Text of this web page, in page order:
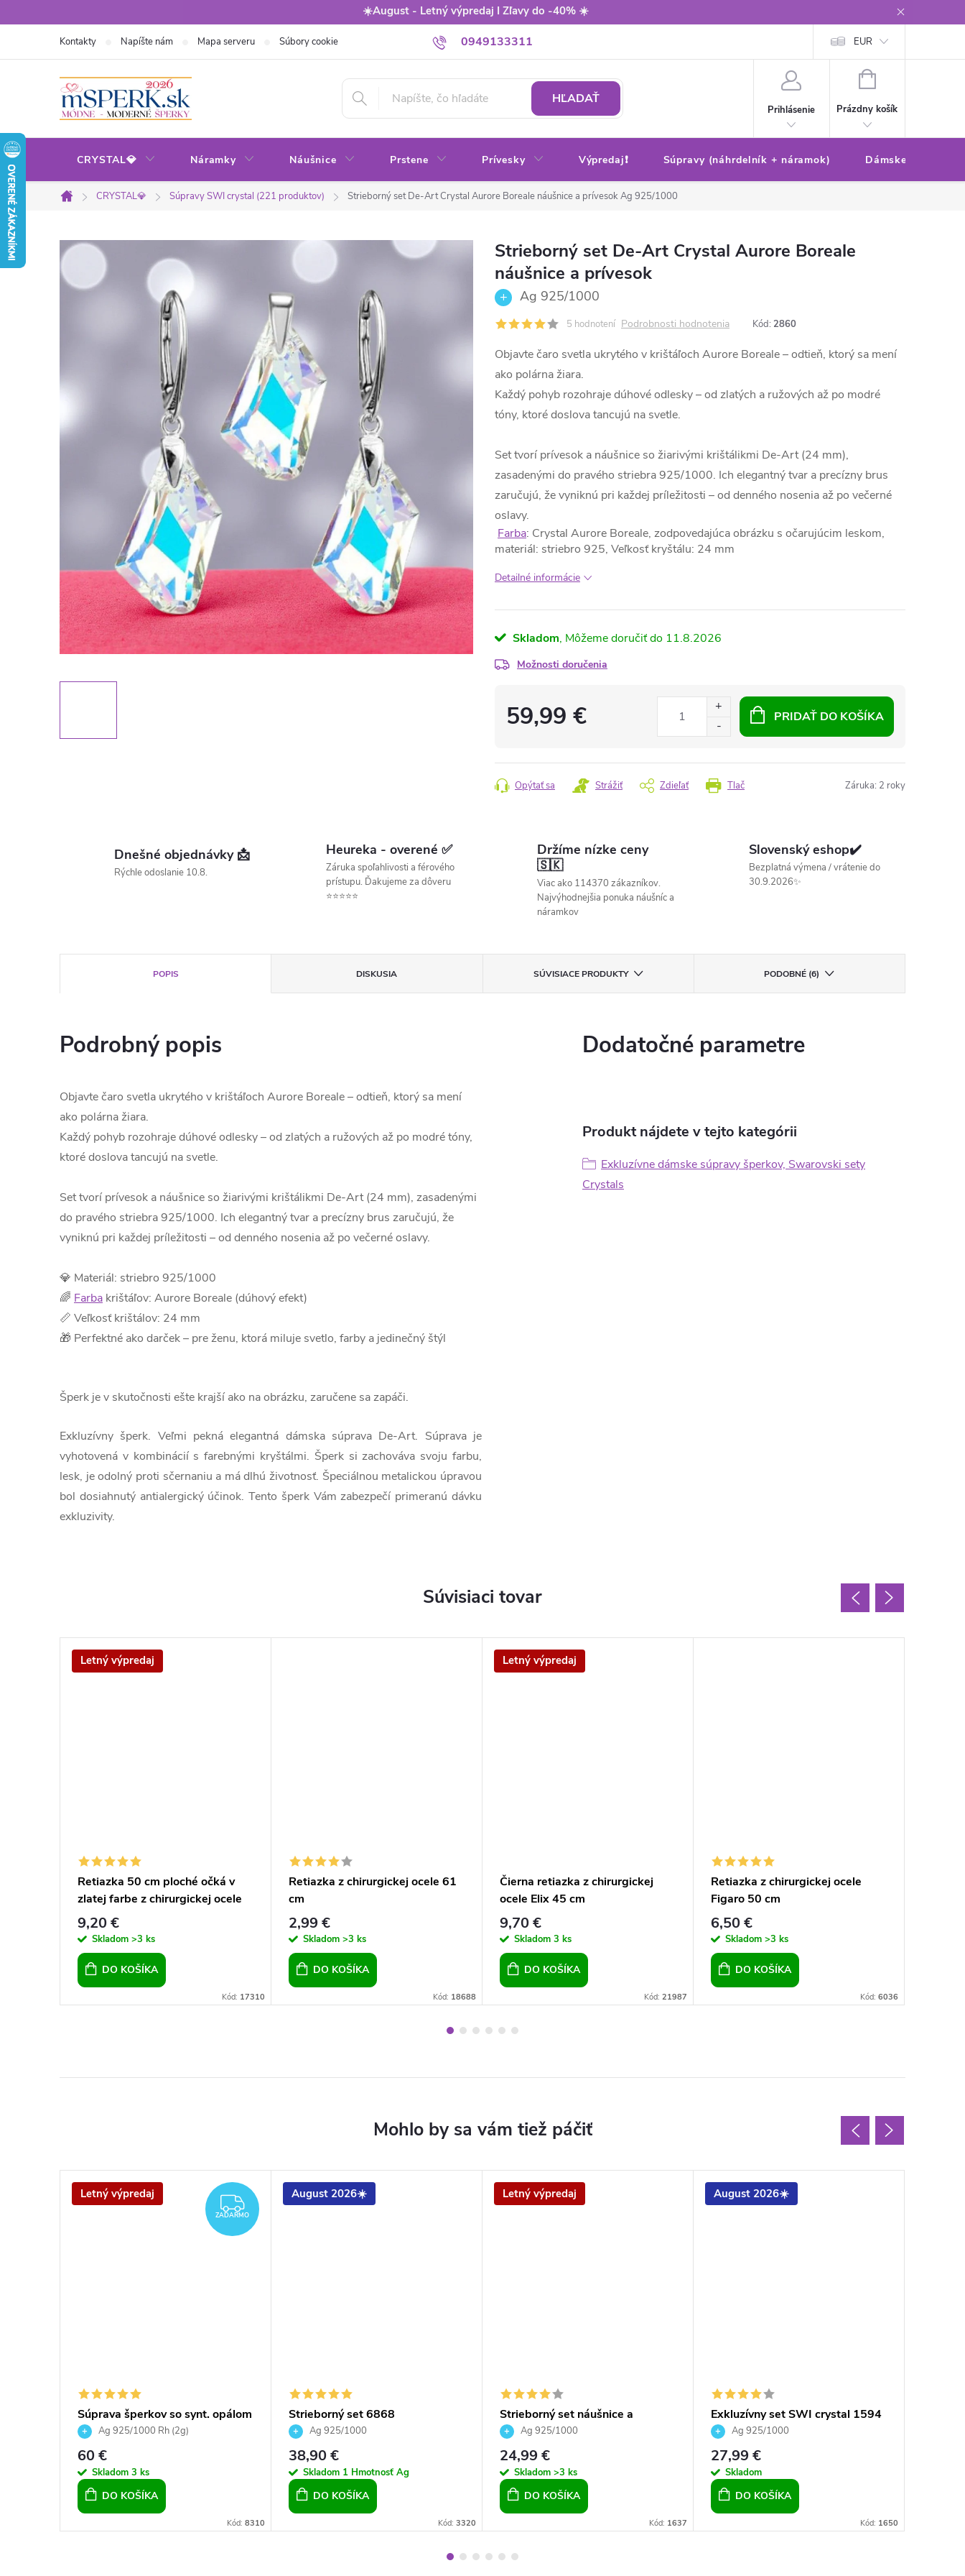
na
☀️August - Letný výpredaj I Zľavy do -40% ☀️
0949133311
Kontakty Napíšte nám Mapa serveru Súbory cookie Obchodné podmienky Ochrana osobných údajov
EUR
HĽADAŤ
Prihlásenie
NÁKUPNÝ
Prázdny košík
CRYSTAL💎 Náramky Náušnice Prstene Prívesky Výpredaj❗ Súpravy (náhrdelník + náramok) Dámske sety
Domov
CRYSTAL💎 Súpravy SWI crystal (221 produktov) Strieborný set De-Art Crystal Aurore Boreale náušnice a prívesokAg 925/1000
Strieborný set De-Art Crystal Aurore Boreale
náušnice a prívesok
Ag 925/1000
5 hodnotení Podrobnosti hodnotenia Kód: 2860
Objavte čaro svetla ukrytého v krištáľoch Aurore Boreale – odtieň, ktorý sa mení
ako polárna žiara.
Každý pohyb rozohraje dúhové odlesky – od zlatých a ružových až po modré
tóny, ktoré doslova tancujú na svetle.
Set tvorí prívesok a náušnice so žiarivými krištálikmi De-Art (24 mm),
zasadenými do pravého striebra 925/1000. Ich elegantný tvar a precízny brus
zaručujú, že vyniknú pri každej príležitosti – od denného nosenia až po večerné
oslavy.
Farba: Crystal Aurore Boreale, zodpovedajúca obrázku s očarujúcim leskom,
materiál: striebro 925, Veľkosť kryštálu: 24 mm
Detailné informácie
Skladom 11.8.2026
Možnosti doručenia
59,99 € PRIDAŤ DO KOŠÍKA
Tlač
Opýtať sa Strážiť Zdieľať Záruka: 2 roky
Dnešné objednávky 📩
Rýchle odoslanie 10.8.
Heureka - overené ✅
Záruka spoľahlivosti a férového
prístupu. Ďakujeme za dôveru
⭐⭐⭐⭐⭐
Držíme nízke ceny
🇸🇰
Viac ako 114370 zákazníkov.
Najvýhodnejšia ponuka náušníc a
náramkov
Slovenský eshop✔️
Bezplatná výmena / vrátenie do
30.9.2026✨
POPIS DISKUSIA SÚVISIACE PRODUKTY PODOBNÉ (6)
Podrobný popis
Objavte čaro svetla ukrytého v krištáľoch Aurore Boreale – odtieň, ktorý sa mení
ako polárna žiara.
Každý pohyb rozohraje dúhové odlesky – od zlatých a ružových až po modré tóny,
ktoré doslova tancujú na svetle.
Set tvorí prívesok a náušnice so žiarivými krištálikmi De-Art (24 mm), zasadenými
do pravého striebra 925/1000. Ich elegantný tvar a precízny brus zaručujú, že
vyniknú pri každej príležitosti – od denného nosenia až po večerné oslavy.
💎 Materiál: striebro 925/1000
🌈 Farba krištáľov: Aurore Boreale (dúhový efekt)
📏 Veľkosť krištálov: 24 mm
🎁 Perfektné ako darček – pre ženu, ktorá miluje svetlo, farby a jedinečný štýl
Šperk je v skutočnosti ešte krajší ako na obrázku, zaručene sa zapáči.
Exkluzívny šperk. Veľmi pekná elegantná dámska súprava De-Art. Súprava je
vyhotovená v kombinácií s farebnými kryštálmi. Šperk si zachováva svoju farbu,
lesk, je odolný proti sčernaniu a má dlhú životnosť. Špeciálnou metalickou úpravou
bol dosiahnutý antialergický účinok. Tento šperk Vám zabezpečí primeranú dávku
exkluzivity.
Dodatočné parametre
Produkt nájdete v tejto kategórii
Exkluzívne dámske súpravy šperkov, Swarovski sety
Crystals
Súvisiaci tovar
Letný výpredaj
Retiazka 50 cm ploché očká v
zlatej farbe z chirurgickej ocele
9,20 €
Skladom >3 ks
DO KOŠÍKA
Kód: 17310
Retiazka z chirurgickej ocele 61
cm
2,99 €
Skladom >3 ks
DO KOŠÍKA
Kód: 18688
Letný výpredaj
Čierna retiazka z chirurgickej
ocele Elix 45 cm
9,70 €
Skladom 3 ks
DO KOŠÍKA
Kód: 21987
Retiazka z chirurgickej ocele
Figaro 50 cm
6,50 €
Skladom >3 ks
DO KOŠÍKA
Kód: 6036
Letný výpredaj
ZADARMO
ZADARMO
Súprava šperkov so synt. opálom
a Preciosa crystals, náušnice a
prívesok, modré srdce
Ag 925/1000 Rh (2g)
60 €
Skladom 3 ks
DO KOŠÍKA
Kód: 8310
August 2026☀️
Strieborný set 6868
Ag 925/1000
38,90 €
Skladom 1 Hmotnosť Ag
DO KOŠÍKA
Kód: 3320
Letný výpredaj
Strieborný set náušnice a
prívesok Crystal Silver Night 14
mm
Ag 925/1000
24,99 €
Skladom >3 ks
DO KOŠÍKA
Kód: 1637
August 2026☀️
Exkluzívny set SWI crystal 1594
14 mmAg 925/1000
27,99 €
Skladom
DO KOŠÍKA
Kód: 1650